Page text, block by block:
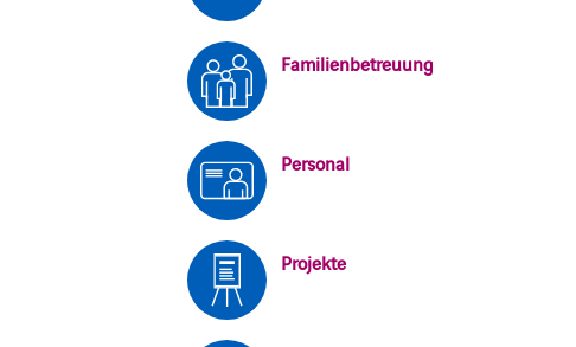
Familienbetreuung
Personal
Projekte